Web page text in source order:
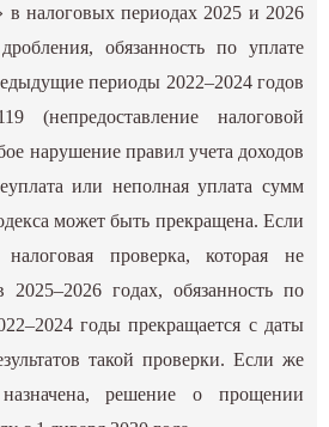
в налоговых периодах 2025 и 2026
обязанность по уплате
периоды 2022–2024 годов
(непредоставление налоговой
нарушение правил учета доходов
или неполная уплата сумм
может быть прекращена. Если
налоговая проверка, которая не
годах, обязанность по
годы прекращается с даты
такой проверки. Если же
решение о прощении